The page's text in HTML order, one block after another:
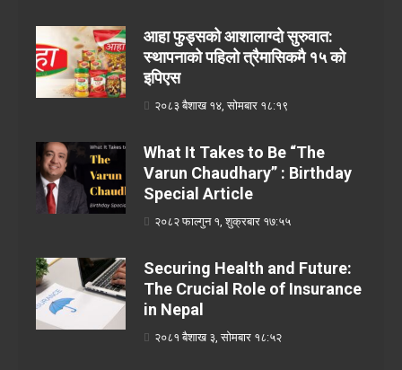
आहा फुड्सको आशालाग्दो सुरुवात:
स्थापनाको पहिलो त्रैमासिकमै १५ को
इपिएस
२०८३ बैशाख १४, सोमबार १८:१९
What It Takes to Be “The
Varun Chaudhary” : Birthday
Special Article
२०८२ फाल्गुन १, शुक्रबार १७:५५
Securing Health and Future:
The Crucial Role of Insurance
in Nepal
२०८१ बैशाख ३, सोमबार १८:५२